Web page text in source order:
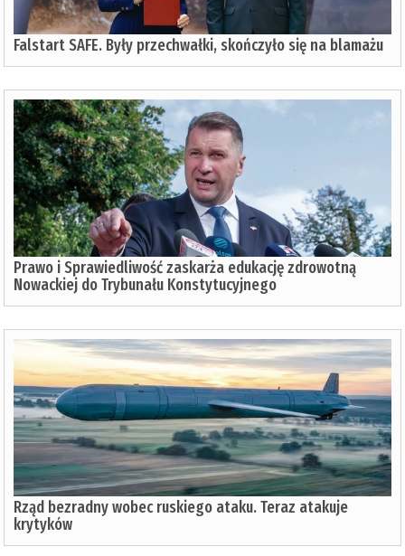
Falstart SAFE. Były przechwałki, skończyło się na blamażu
Prawo i Sprawiedliwość zaskarża edukację zdrowotną
Nowackiej do Trybunału Konstytucyjnego
Rząd bezradny wobec ruskiego ataku. Teraz atakuje
krytyków